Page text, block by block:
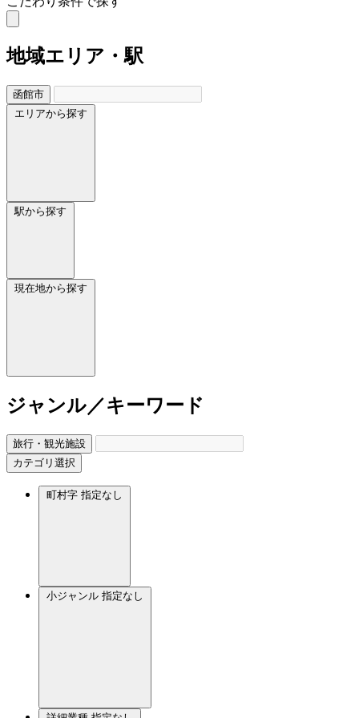
地域エリア・駅
函館市
エリアから探す
駅から探す
現在地から探す
ジャンル／キーワード
旅行・観光施設
カテゴリ選択
町村字 指定なし
小ジャンル 指定なし